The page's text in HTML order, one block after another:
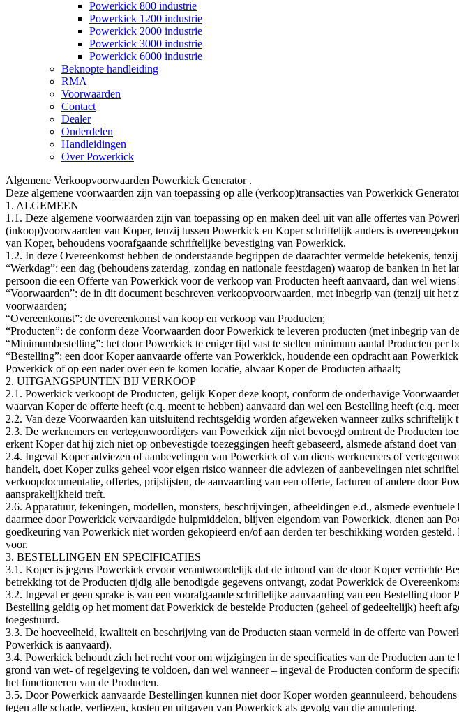
Powerkick 800 industrie
Powerkick 1200 industrie
Powerkick 2000 industrie
Powerkick 3000 industrie
Powerkick 6000 industrie
Beknopte handleiding
RMA
Voorwaarden
Contact
Dealer
Onderdelen
Handleidingen
Over Powerkick
Algemene Verkoopvoorwaarden Powerkick Generator .
Deze algemene voorwaarden zijn van toepassing op alle (verkoop)transacties van Powerkick
1. ALGEMEEN
1.1. Deze algemene voorwaarden zijn van toepassing op en maken deel uit van alle offertes van
(inkoop)voorwaarden van Koper, tenzij tussen Powerkick en Koper schriftelijk anders is
van Koper, behoudens voorafgaande schriftelijke bevestiging van Powerkick.
1.2. In deze Overeenkomst hebben de onderstaande begrippen de daarachter vermelde betekenis,
“Werkdag”: een dag (behoudens zaterdag, zondag en nationale feestdagen) waarop de banken in
persoon die een Offerte van Powerkick voor de verkoop van Producten heeft aanvaard, dan wel
“Voorwaarden”: de in dit document beschreven verkoopvoorwaarden, met inbegrip van (tenzij uit
voorwaarden;
“Overeenkomst”: de overeenkomst van koop en verkoop van Producten;
“Producten”: de conform deze Voorwaarden door Powerkick te leveren producten (met inbegrip van
“Minimumbestelling”: het door Powerkick te eniger tijd vast te stellen minimum aantal Producten per
“Bestelling”: een door Koper aanvaarde offerte van Powerkick, houdende een opdracht aan
Powerkick of op een nader over een te komen locatie, alwaar Koper de Producten afhaalt;
2. UITGANGSPUNTEN BIJ VERKOOP
2.1. Powerkick verkoopt de Producten, gelijk Koper deze koopt, conform de onderhavige
waarvan Koper de offerte heeft (c.q. meent te hebben) aanvaard dan wel een Bestelling heeft (c.q.
2.2. Van deze Voorwaarden kan uitsluitend rechtsgeldig worden afgeweken wanneer zulks
2.3. De werknemers en vertegenwoordigers van Powerkick zijn niet bevoegd omtrent de Producten
erkent Koper dat hij zich niet op onbevestigde toezeggingen heeft gebaseerd, alsmede afstand doet
2.4. Ingeval Koper adviezen of aanbevelingen van Powerkick of van diens werknemers of
handelt, doet Koper zulks geheel voor eigen risico wanneer die adviezen of aanbevelingen niet
verkoopdocumentatie, offertes, prijslijsten, de aanvaarding van een offerte, facturen of andere door
aansprakelijkheid treft.
2.6. Apparatuur, tekeningen, modellen, monsters, beschrijvingen, afbeeldingen e.d., alsmede
daarmee door Powerkick vervaardigde hulpmiddelen, blijven eigendom van Powerkick, dienen aan
goedkeuring van Powerkick niet worden gekopieerd en/of aan derden ter beschikking worden
voor.
3. BESTELLINGEN EN SPECIFICATIES
3.1. Koper is jegens Powerkick ervoor verantwoordelijk dat de inhoud van de door Koper verrichte
betrekking tot de Producten tijdig alle benodigde gegevens ontvangt, zodat Powerkick de
3.2. Ingeval er geen sprake is van een voorafgaande schriftelijke aanvaarding van een Bestelling
Bestelling geldig op het moment dat Powerkick de bestelde Producten (geheel of gedeeltelijk) heeft
toegestuurd.
3.3. De hoeveelheid, kwaliteit en beschrijving van de Producten staan vermeld in de offerte van
Powerkick is aanvaard).
3.4. Powerkick behoudt zich het recht voor om wijzigingen in de specificaties van de Producten aan
grond van wet- of regelgeving te voldoen, dan wel wanneer – ingeval de Producten conform de
het functioneren van de Producten.
3.5. Door Powerkick aanvaarde Bestellingen kunnen niet door Koper worden geannuleerd,
tegen alle schade, verliezen, kosten en uitgaven van Powerkick als gevolg van die annulering.